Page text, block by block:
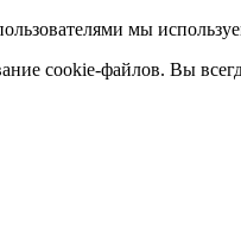
мы
cookie-файлов. Вы